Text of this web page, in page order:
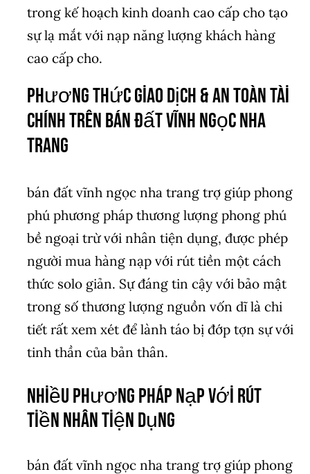
trong kế hoạch kinh doanh cao cấp cho tạo
sự lạ mắt với nạp năng lượng khách hàng
cao cấp cho.
Phương Thức Giao Dịch & An Toàn Tài
Chính Trên bán đất vĩnh ngọc nha
trang
bán đất vĩnh ngọc nha trang trợ giúp phong
phú phương pháp thương lượng phong phú
bề ngoại trừ với nhân tiện dụng, được phép
người mua hàng nạp với rút tiền một cách
thức solo giản. Sự đáng tin cậy với bảo mật
trong số thương lượng nguồn vốn dĩ là chi
tiết rất xem xét để lành táo bị đớp tợn sự với
tinh thần của bản thân.
Nhiều phương pháp nạp với rút
tiền nhân tiện dụng
bán đất vĩnh ngọc nha trang trợ giúp phong